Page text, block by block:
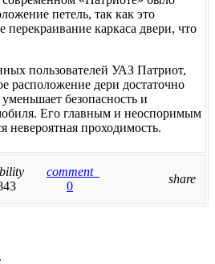
петель, так как это
перекраивание каркаса двери, что
пользователей УАЗ Патриот,
расположение дери достаточно
безопасность и
Его главным и неоспоримым
невероятная проходимость.
comment
0
share